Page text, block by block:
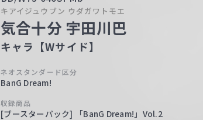
キアイジュウブン ウダガワトモエ
気合十分 宇田川巴
キャラ【Wサイド】
ネオスタンダード区分
BanG Dream!
収録商品
[ブースターパック] 「BanG Dream!」Vol.2